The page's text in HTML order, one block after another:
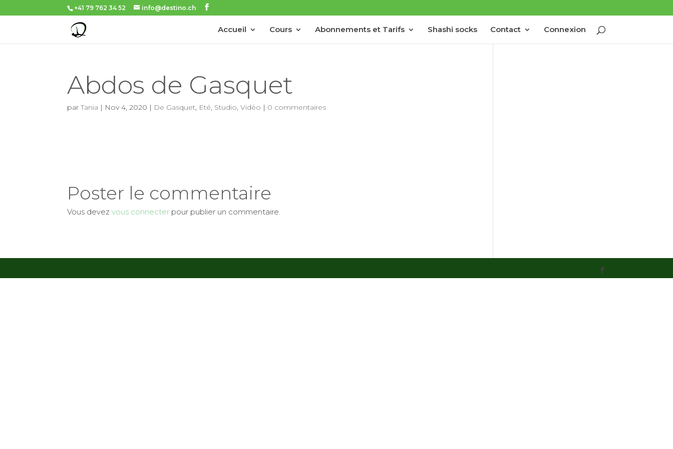
+41 79 762 34 52 info@destino.ch
Accueil Cours Abonnements et Tarifs Shashi socks Contact Connexion
Abdos de Gasquet
parTania | Nov 4, 2020 | De Gasquet, Eté, Studio,Vidéo | 0 commentaires
Poster le commentaire
Vous devezvous connecter pour publier un commentaire.